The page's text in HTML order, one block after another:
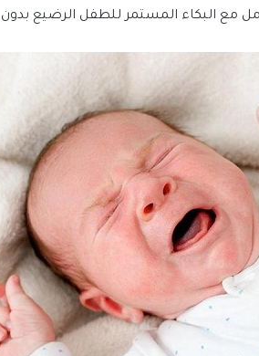
مع البكاء المستمر للطفل الرضيع